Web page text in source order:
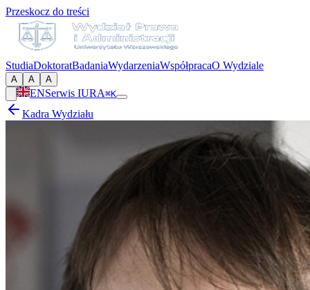
Przeskocz do treści
StudiaDoktoratBadaniaWydarzeniaWspółpracaO Wydziale
A A A
ENSerwis IURA⌘K
Kadra Wydziału